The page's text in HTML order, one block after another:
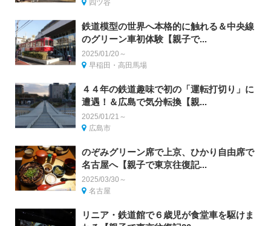
四ツ谷
鉄道模型の世界へ本格的に触れる＆中央線
のグリーン車初体験【親子で...
2025/01/20～
早稲田・高田馬場
４４年の鉄道趣味で初の「運転打切り」に
遭遇！＆広島で気分転換【親...
2025/01/21～
広島市
のぞみグリーン席で上京、ひかり自由席で
名古屋へ【親子で東京往復記...
2025/03/30～
名古屋
リニア・鉄道館で６歳児が食堂車を駆けま